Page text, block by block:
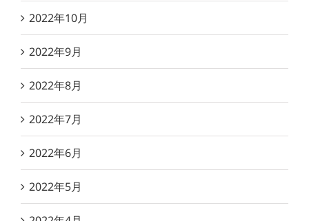
2022年10月
2022年9月
2022年8月
2022年7月
2022年6月
2022年5月